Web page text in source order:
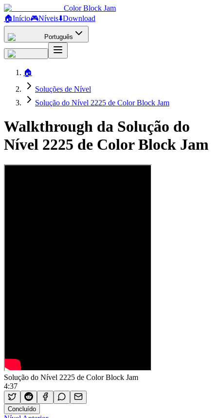
Color Block Jam
🏠Início🎮Níveis⬇️Download
Português
🏠
Soluções de Nível
Solução do Nível 2225 de Color Block Jam
Walkthrough da Solução do
Nível 2225 de Color Block Jam
Solução do Nível 2225 de Color Block Jam
4:37
Concluído